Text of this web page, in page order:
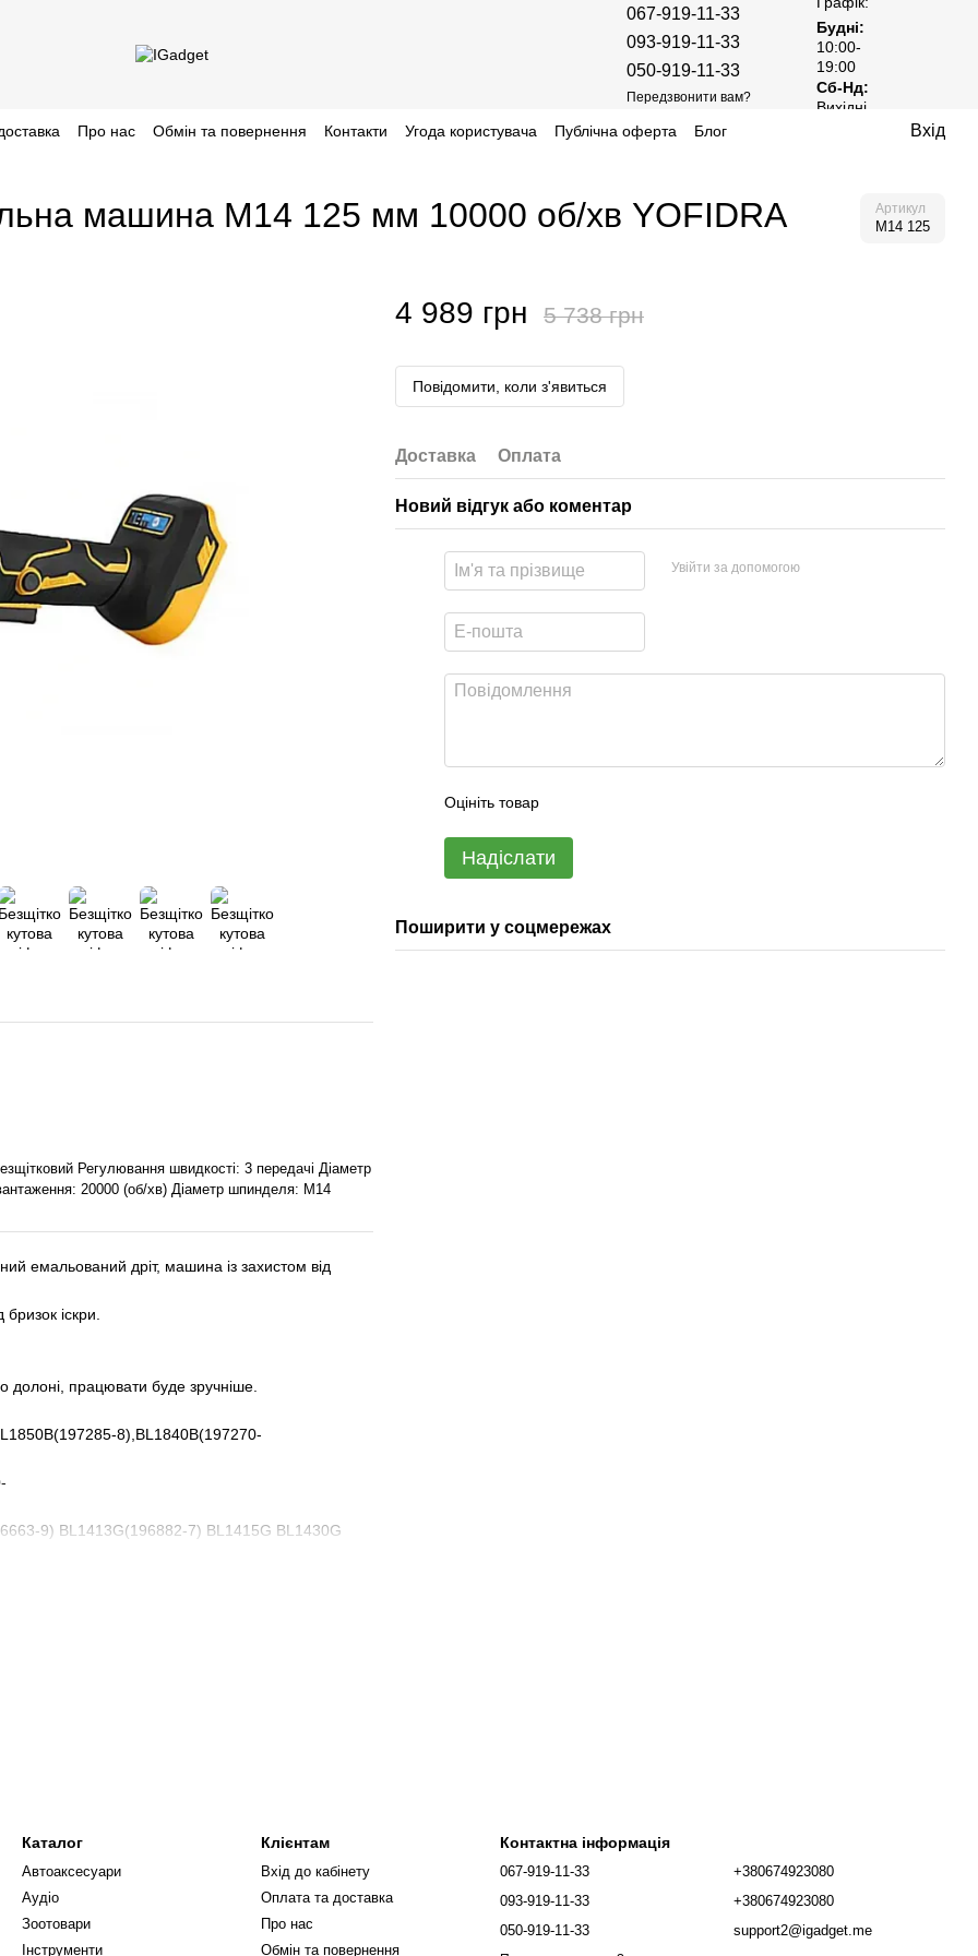
067-919-11-33
093-919-11-33
050-919-11-33
Передзвонити вам?
Будні:
10:00-
19:00
Сб-Нд:
Вихідні
Про нас Обмін та повернення Контакти Угода користувача Публічна оферта Блог Вхід
машина M14 125 мм 10000 об/хв YOFIDRA Артикул
M14 125
Регулювання швидкості: 3 передачі Діаметр
20000 (об/хв) Діаметр шпинделя: M14
емальований дріт, машина із захистом від
іскри.
долоні, працювати буде зручніше.
8),BL1840B(197270-
9) BL1413G(196882-7) BL1415G BL1430G
4 989 грн 5 738 грн
Повідомити, коли з'явиться
Доставка Оплата
Новий відгук або коментар
Увійти за допомогою
Оцініть товар
Надіслати
Поширити у соцмережах
Каталог
Автоаксесуари
Аудіо
Зоотовари
Інструменти
Клієнтам
Вхід до кабінету
Оплата та доставка
Про нас
Обмін та повернення
Контактна інформація
067-919-11-33
093-919-11-33
050-919-11-33
+380674923080
+380674923080
support2@igadget.me